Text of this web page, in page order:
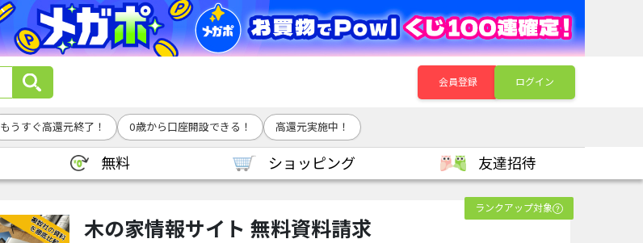
会員登録 ログイン
もうすぐ高還元終了！ 0歳から口座開設できる！ 高還元実施中！
無料 ショッピング 友達招待
ランクアップ対象
木の家情報サイト 無料資料請求